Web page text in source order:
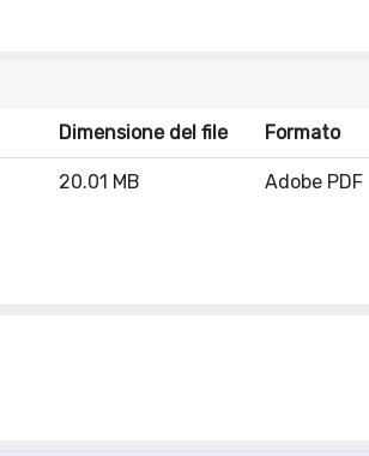
Dimensione del file Formato
20.01 MB Adobe PDF